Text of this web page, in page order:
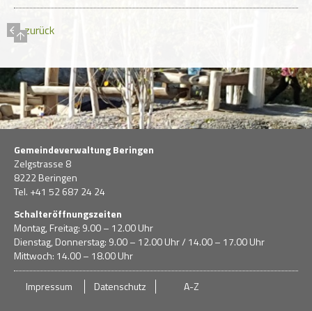
zurück
Gemeindeverwaltung Beringen
Zelgstrasse 8
8222 Beringen
Tel. +41 52 687 24 24
Schalteröffnungszeiten
Montag, Freitag: 9.00 – 12.00 Uhr
Dienstag, Donnerstag: 9.00 – 12.00 Uhr / 14.00 – 17.00 Uhr
Mittwoch: 14.00 – 18.00 Uhr
Impressum Datenschutz A-Z